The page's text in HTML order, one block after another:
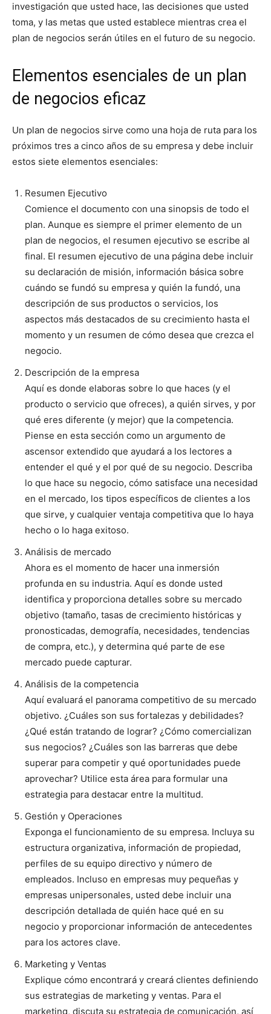
investigación que usted hace, las decisiones que usted
toma, y las metas que usted establece mientras crea el
plan de negocios serán útiles en el futuro de su negocio.
Elementos esenciales de un plan
de negocios eficaz
Un plan de negocios sirve como una hoja de ruta para los
próximos tres a cinco años de su empresa y debe incluir
estos siete elementos esenciales:
Resumen Ejecutivo
Comience el documento con una sinopsis de todo el
plan. Aunque es siempre el primer elemento de un
plan de negocios, el resumen ejecutivo se escribe al
final. El resumen ejecutivo de una página debe incluir
su declaración de misión, información básica sobre
cuándo se fundó su empresa y quién la fundó, una
descripción de sus productos o servicios, los
aspectos más destacados de su crecimiento hasta el
momento y un resumen de cómo desea que crezca el
negocio.
Descripción de la empresa
Aquí es donde elaboras sobre lo que haces (y el
producto o servicio que ofreces), a quién sirves, y por
qué eres diferente (y mejor) que la competencia.
Piense en esta sección como un argumento de
ascensor extendido que ayudará a los lectores a
entender el qué y el por qué de su negocio. Describa
lo que hace su negocio, cómo satisface una necesidad
en el mercado, los tipos específicos de clientes a los
que sirve, y cualquier ventaja competitiva que lo haya
hecho o lo haga exitoso.
Análisis de mercado
Ahora es el momento de hacer una inmersión
profunda en su industria. Aquí es donde usted
identifica y proporciona detalles sobre su mercado
objetivo (tamaño, tasas de crecimiento históricas y
pronosticadas, demografía, necesidades, tendencias
de compra, etc.), y determina qué parte de ese
mercado puede capturar.
Análisis de la competencia
Aquí evaluará el panorama competitivo de su mercado
objetivo. ¿Cuáles son sus fortalezas y debilidades?
¿Qué están tratando de lograr? ¿Cómo comercializan
sus negocios? ¿Cuáles son las barreras que debe
superar para competir y qué oportunidades puede
aprovechar? Utilice esta área para formular una
estrategia para destacar entre la multitud.
Gestión y Operaciones
Exponga el funcionamiento de su empresa. Incluya su
estructura organizativa, información de propiedad,
perfiles de su equipo directivo y número de
empleados. Incluso en empresas muy pequeñas y
empresas unipersonales, usted debe incluir una
descripción detallada de quién hace qué en su
negocio y proporcionar información de antecedentes
para los actores clave.
Marketing y Ventas
Explique cómo encontrará y creará clientes definiendo
sus estrategias de marketing y ventas. Para el
marketing, discuta su estrategia de comunicación, así